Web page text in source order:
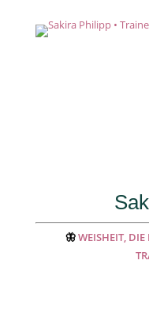
🦋WEISHEIT, DIE